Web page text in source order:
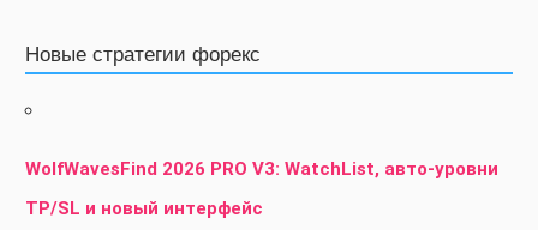
Новые стратегии форекс
WolfWavesFind 2026 PRO V3: WatchList, авто-уровни
TP/SL и новый интерфейс